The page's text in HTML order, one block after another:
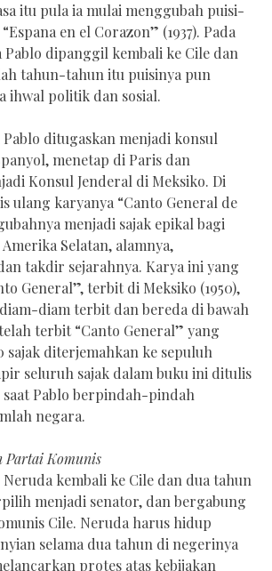
itu pula ia mulai menggubah puisi-
en el Corazon” (1937). Pada
Pablo dipanggil kembali ke Cile dan
tahun-tahun itu puisinya pun
ihwal politik dan sosial.
Pablo ditugaskan menjadi konsul
menetap di Paris dan
Konsul Jenderal di Meksiko. Di
ulang karyanya “Canto General de
menjadi sajak epikal bagi
Selatan, alamnya,
takdir sejarahnya. Karya ini yang
General”, terbit di Meksiko (1950),
diam terbit dan bereda di bawah
terbit “Canto General” yang
sajak diterjemahkan ke sepuluh
seluruh sajak dalam buku ini ditulis
saat Pablo berpindah-pindah
negara.
Partai Komunis
Neruda kembali ke Cile dan dua tahun
menjadi senator, dan bergabung
Cile. Neruda harus hidup
selama dua tahun di negerinya
protes atas kebijakan